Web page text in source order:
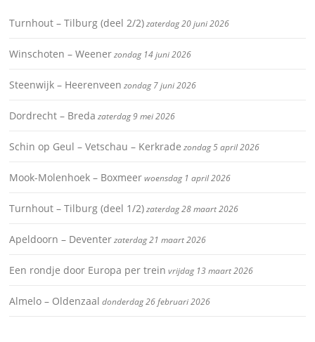
Turnhout – Tilburg (deel 2/2)zaterdag 20 juni 2026
Winschoten – Weenerzondag 14 juni 2026
Steenwijk – Heerenveen zondag 7 juni 2026
Dordrecht – Breda zaterdag 9 mei 2026
Schin op Geul – Vetschau – Kerkrade zondag 5 april 2026
Mook-Molenhoek – Boxmeerwoensdag 1 april 2026
Turnhout – Tilburg (deel 1/2)zaterdag 28 maart 2026
Apeldoorn – Deventerzaterdag 21 maart 2026
Een rondje door Europa per trein vrijdag 13 maart 2026
Almelo – Oldenzaal donderdag 26 februari 2026